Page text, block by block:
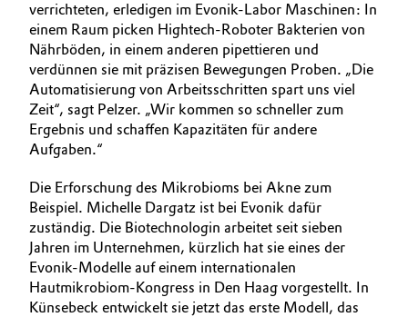
verrichteten, erledigen im Evonik-­Labor Maschinen: In
einem Raum picken Hightech-Roboter Bakterien von
Nährböden, in einem anderen pipettieren und
verdünnen sie mit präzisen Bewegungen Proben. „Die
Automatisierung von Arbeitsschritten spart uns viel
Zeit“, sagt Pelzer. „Wir kommen so schneller zum
Ergebnis und schaffen Kapazitäten für andere
Aufgaben.“
Die Erforschung des Mikrobioms bei Akne zum
Beispiel. Michelle Dargatz ist bei ­Evonik dafür
zuständig. Die Biotechnologin arbeitet seit sieben
Jahren im Unternehmen, kürzlich hat sie eines der
Evonik-­Modelle auf einem internationalen
Hautmikrobiom-Kongress in Den Haag vorgestellt. In
Künsebeck entwickelt sie jetzt das erste Modell, das